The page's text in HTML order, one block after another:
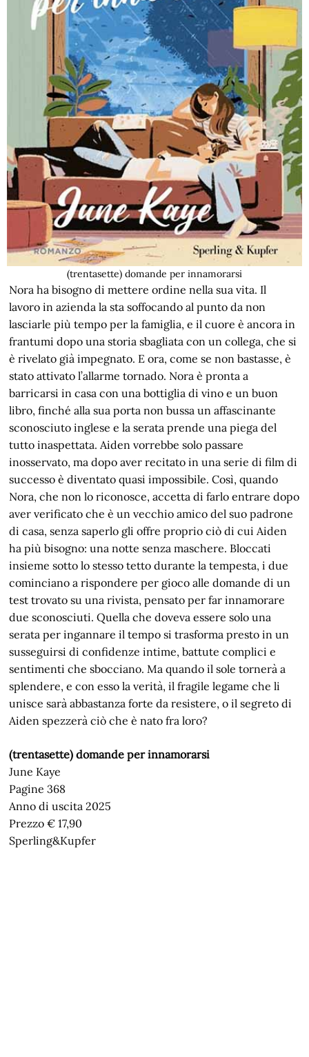
(trentasette) domande per innamorarsi
Nora ha bisogno di mettere ordine nella sua vita. Il
lavoro in azienda la sta soffocando al punto da non
lasciarle più tempo per la famiglia, e il cuore è ancora in
frantumi dopo una storia sbagliata con un collega, che si
è rivelato già impegnato. E ora, come se non bastasse, è
stato attivato l’allarme tornado. Nora è pronta a
barricarsi in casa con una bottiglia di vino e un buon
libro, finché alla sua porta non bussa un affascinante
sconosciuto inglese e la serata prende una piega del
tutto inaspettata. Aiden vorrebbe solo passare
inosservato, ma dopo aver recitato in una serie di film di
successo è diventato quasi impossibile. Così, quando
Nora, che non lo riconosce, accetta di farlo entrare dopo
aver verificato che è un vecchio amico del suo padrone
di casa, senza saperlo gli offre proprio ciò di cui Aiden
ha più bisogno: una notte senza maschere. Bloccati
insieme sotto lo stesso tetto durante la tempesta, i due
cominciano a rispondere per gioco alle domande di un
test trovato su una rivista, pensato per far innamorare
due sconosciuti. Quella che doveva essere solo una
serata per ingannare il tempo si trasforma presto in un
susseguirsi di confidenze intime, battute complici e
sentimenti che sbocciano. Ma quando il sole tornerà a
splendere, e con esso la verità, il fragile legame che li
unisce sarà abbastanza forte da resistere, o il segreto di
Aiden spezzerà ciò che è nato fra loro?
(trentasette) domande per innamorarsi
June Kaye
Pagine 368
Anno di uscita 2025
Prezzo € 17,90
Sperling&Kupfer